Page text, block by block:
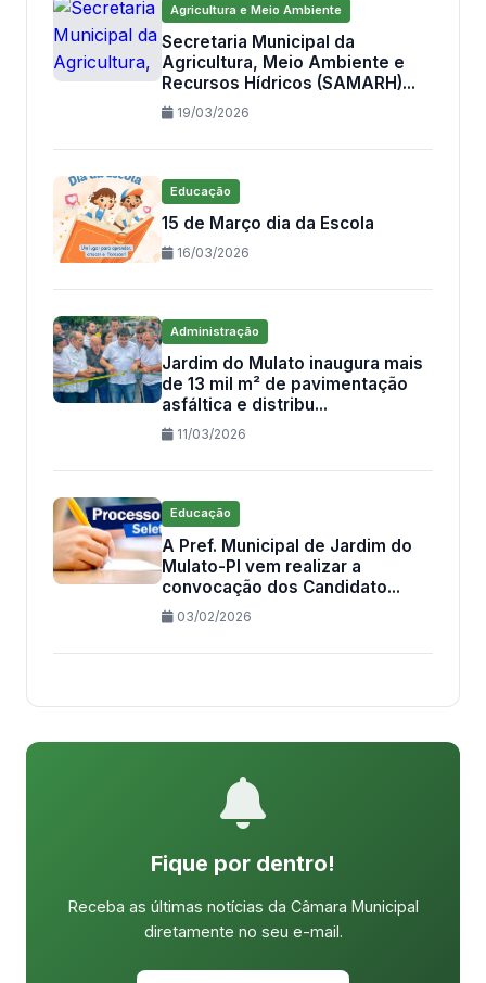
Agricultura e Meio Ambiente
Secretaria Municipal da
Agricultura, Meio Ambiente e
Recursos Hídricos (SAMARH)...
19/03/2026
Educação
15 de Março dia da Escola
16/03/2026
Administração
Jardim do Mulato inaugura mais
de 13 mil m² de pavimentação
asfáltica e distribu...
11/03/2026
Educação
A Pref. Municipal de Jardim do
Mulato-PI vem realizar a
convocação dos Candidato...
03/02/2026
Fique por dentro!
Receba as últimas notícias da Câmara Municipal
diretamente no seu e-mail.